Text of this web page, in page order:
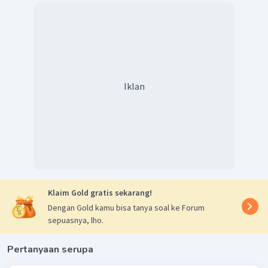
pemilik perkebunan, edukasi dimaksudkan untuk
Iklan
Klaim Gold gratis sekarang!
Dengan Gold kamu bisa tanya soal ke Forum
sepuasnya, lho.
Pertanyaan serupa